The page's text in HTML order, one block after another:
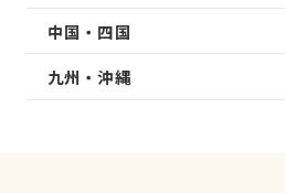
中国・四国
九州・沖縄